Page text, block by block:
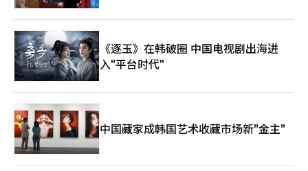
《逐玉》在韩破圈 中国电视剧出海进
入"平台时代"
中国藏家成韩国艺术收藏市场新"金主"